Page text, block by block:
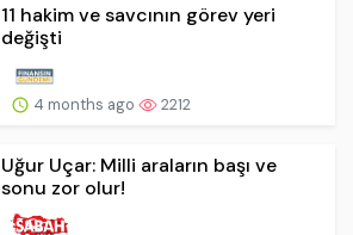
11 hakim ve savcının görev yeri
değişti
4 months ago 2212
Uğur Uçar: Milli araların başı ve
sonu zor olur!